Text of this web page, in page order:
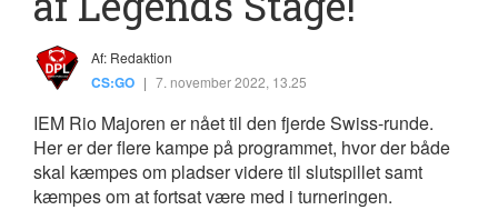
Af: Redaktion
CS:GO | 7. november 2022, 13.25
IEM Rio Majoren er nået til den fjerde Swiss-runde.
Her er der flere kampe på programmet, hvor der både
skal kæmpes om pladser videre til slutspillet samt
kæmpes om at fortsat være med i turneringen.